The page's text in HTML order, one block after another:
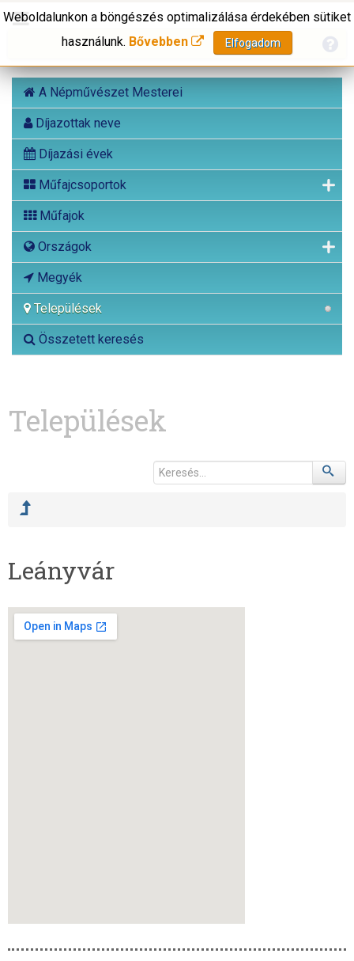
A Népművészet Mesterei
Díjazottak neve
Díjazási évek
Műfajcsoportok
Műfajok
Országok
Megyék
Települések
Összetett keresés
Weboldalunkon a böngészés optimalizálása érdekében sütiket
használunk. Bővebben Elfogadom
Települések
Leányvár